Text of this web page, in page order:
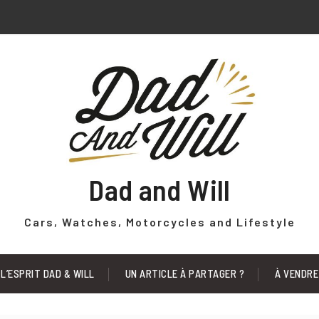
Dad and Will
Cars, Watches, Motorcycles and Lifestyle
L’ESPRIT DAD & WILL UN ARTICLE À PARTAGER ? À VENDRE